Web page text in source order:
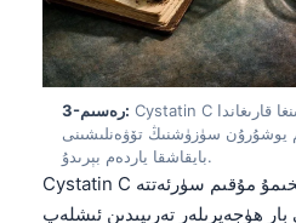
3-رەسىم: Cystatin C مۇسكۇل مىقدارىغا كرىئاتىنغا قارىغاندا
يوشۇرۇن سۈزۈشنىڭ تۆۋەنلىشىنى
بايقاشقا ياردەم بېرىدۇ.
Cystatin C كرىئاتىنغا قارىغاندا تېخىمۇ مۇقىم سۈرئەتتە
ھۈجەيرىلەر تەرىپىدىن ئىشلەپ